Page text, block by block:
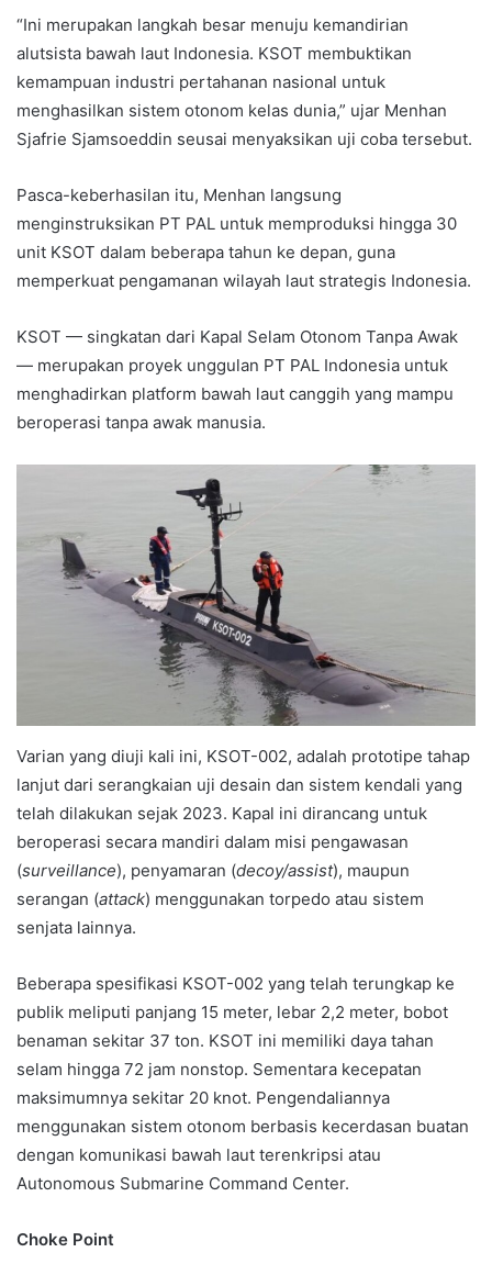
“Ini merupakan langkah besar menuju kemandirian
alutsista bawah laut Indonesia. KSOT membuktikan
kemampuan industri pertahanan nasional untuk
menghasilkan sistem otonom kelas dunia,” ujar Menhan
Sjafrie Sjamsoeddin seusai menyaksikan uji coba tersebut.
Pasca-keberhasilan itu, Menhan langsung
menginstruksikan PT PAL untuk memproduksi hingga 30
unit KSOT dalam beberapa tahun ke depan, guna
memperkuat pengamanan wilayah laut strategis Indonesia.
KSOT — singkatan dari Kapal Selam Otonom Tanpa Awak
— merupakan proyek unggulan PT PAL Indonesia untuk
menghadirkan platform bawah laut canggih yang mampu
beroperasi tanpa awak manusia.
Varian yang diuji kali ini, KSOT-002, adalah prototipe tahap
lanjut dari serangkaian uji desain dan sistem kendali yang
telah dilakukan sejak 2023. Kapal ini dirancang untuk
beroperasi secara mandiri dalam misi pengawasan
(surveillance), penyamaran (decoy/assist), maupun
serangan (attack) menggunakan torpedo atau sistem
senjata lainnya.
Beberapa spesifikasi KSOT-002 yang telah terungkap ke
publik meliputi panjang 15 meter, lebar 2,2 meter, bobot
benaman sekitar 37 ton. KSOT ini memiliki daya tahan
selam hingga 72 jam nonstop. Sementara kecepatan
maksimumnya sekitar 20 knot. Pengendaliannya
menggunakan sistem otonom berbasis kecerdasan buatan
dengan komunikasi bawah laut terenkripsi atau
Autonomous Submarine Command Center.
Choke Point